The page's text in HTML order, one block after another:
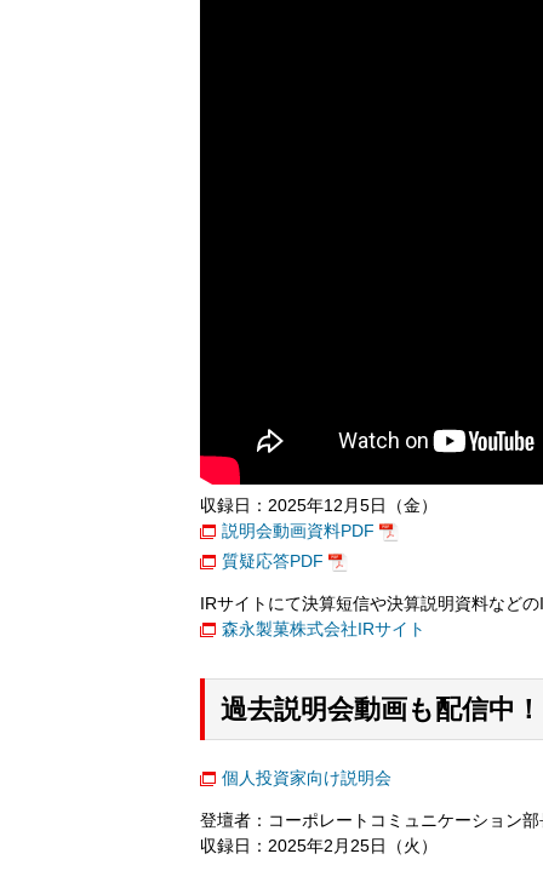
収録日：2025年12月5日（金）
説明会動画資料PDF
質疑応答PDF
IRサイトにて決算短信や決算説明資料など
森永製菓株式会社IRサイト
過去説明会動画も配信中！
個人投資家向け説明会
登壇者：コーポレートコミュニケーション
収録日：2025年2月25日（火）